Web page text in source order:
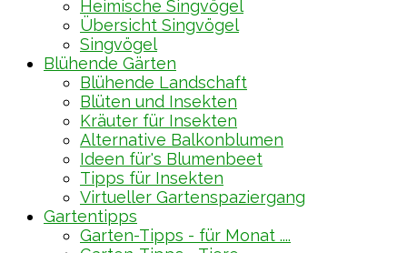
Heimische Singvögel
Übersicht Singvögel
Singvögel
Blühende Gärten
Blühende Landschaft
Blüten und Insekten
Kräuter für Insekten
Alternative Balkonblumen
Ideen für's Blumenbeet
Tipps für Insekten
Virtueller Gartenspaziergang
Gartentipps
Garten-Tipps - für Monat ....